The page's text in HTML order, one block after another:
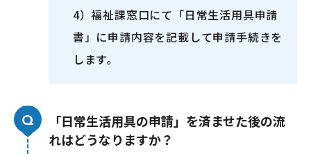
4）福祉課窓口にて「日常生活用具申請
書」に申請内容を記載して申請手続きを
します。
「日常生活用具の申請」を済ませた後の流
れはどうなりますか？